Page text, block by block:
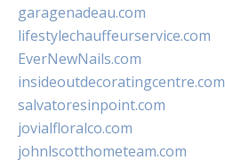
garagenadeau.com
lifestylechauffeurservice.com
EverNewNails.com
insideoutdecoratingcentre.com
salvatoresinpoint.com
jovialfloralco.com
johnlscotthometeam.com